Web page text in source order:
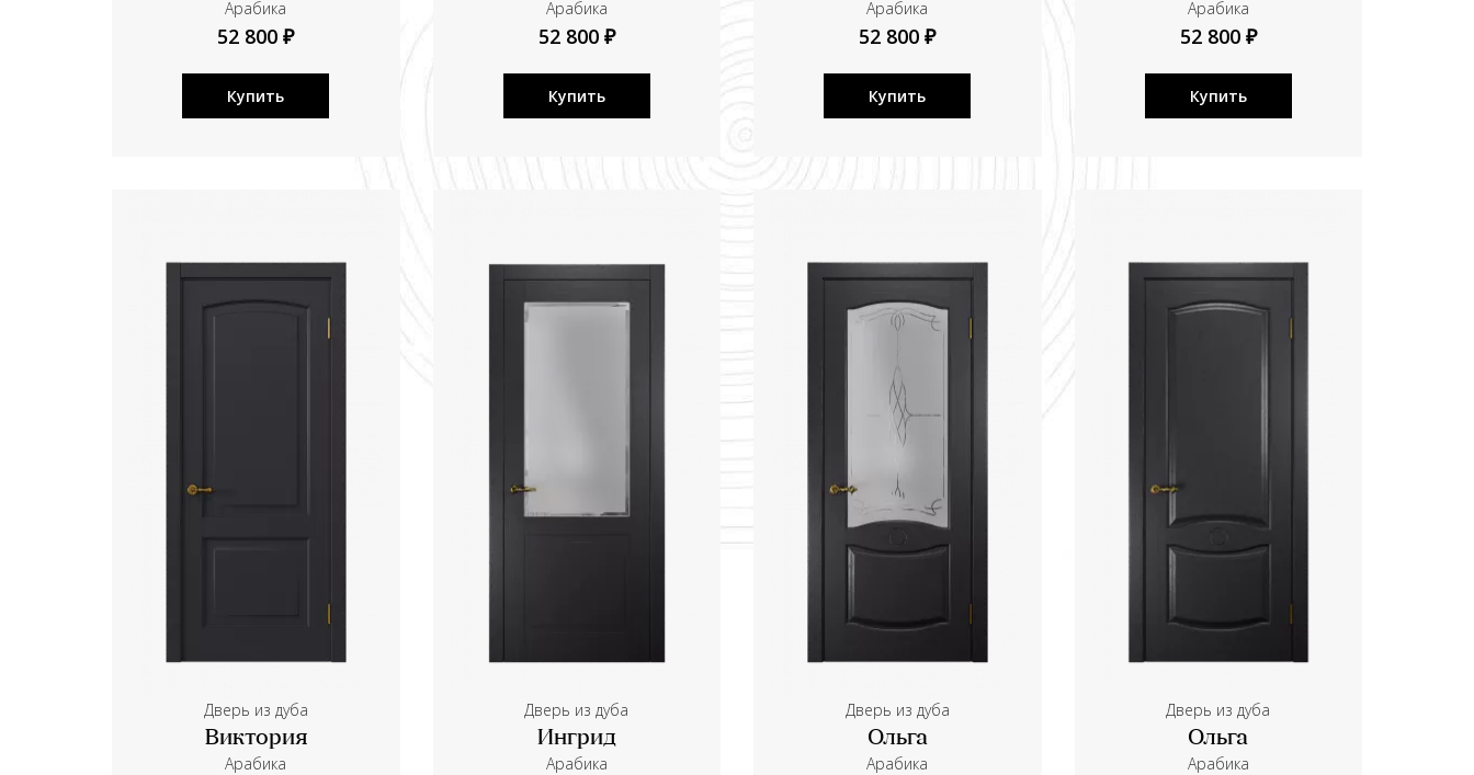
Aрабика
52 800 ₽
Купить
Aрабика
52 800 ₽
Купить
Aрабика
52 800 ₽
Купить
Aрабика
52 800 ₽
Купить
Дверь из дуба
Виктория
Aрабика
Дверь из дуба
Ингрид
Aрабика
Дверь из дуба
Ольга
Aрабика
Дверь из дуба
Ольга
Aрабика